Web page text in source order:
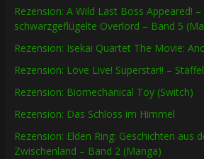
Rezension: A Wild Last Boss Appeared!
schwarzgeflügelte Overlord – Band 5
Rezension: Isekai Quartet The Movie:
Rezension: Love Live! Superstar!! –
Rezension: Biomechanical Toy (Switch)
Rezension: Das Schloss im Himmel
Rezension: Elden Ring: Geschichten aus
Zwischenland – Band 2 (Manga)